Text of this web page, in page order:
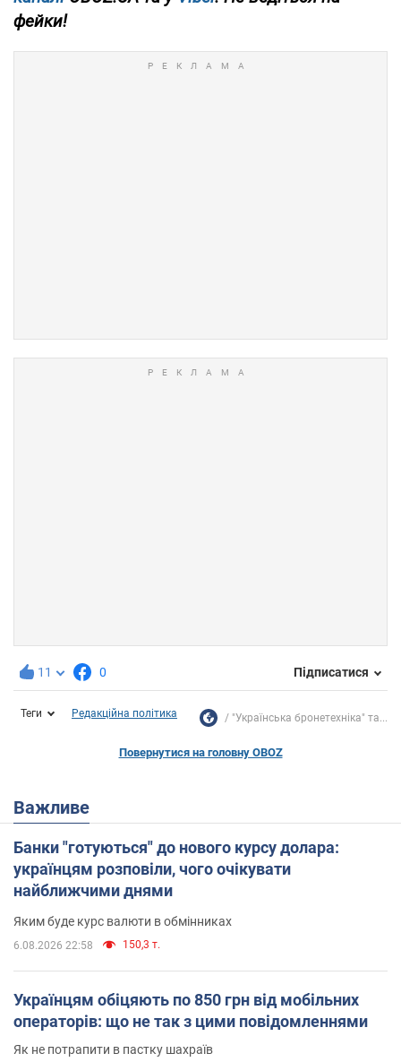
фейки!
11 0 Підписатися
Теги Редакційна політика "Українська бронетехніка" та...
Повернутися на головну OBOZ
Важливе
Банки "готуються" до нового курсу долара:
українцям розповіли, чого очікувати
найближчими днями
Яким буде курс валюти в обмінниках
6.08.2026 22:58 150,3 т.
Українцям обіцяють по 850 грн від мобільних
операторів: що не так з цими повідомленнями
Як не потрапити в пастку шахраїв